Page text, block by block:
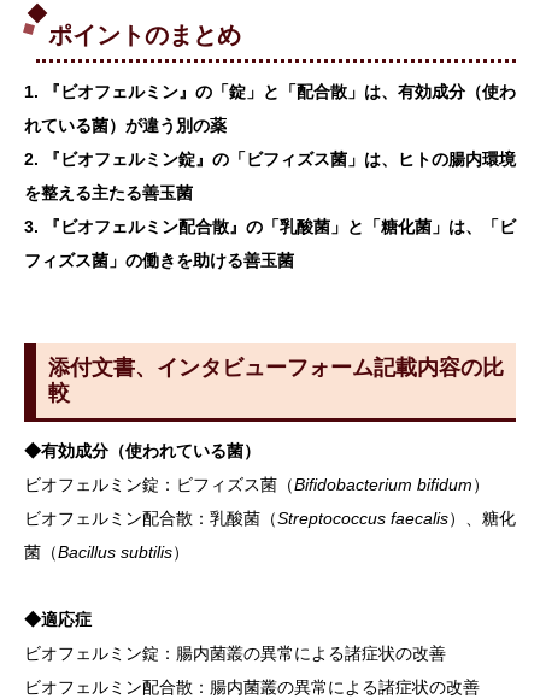
ポイントのまとめ
1. 『ビオフェルミン』の「錠」と「配合散」は、有効成分（使わ
れている菌）が違う別の薬
2. 『ビオフェルミン錠』の「ビフィズス菌」は、ヒトの腸内環境
を整える主たる善玉菌
3. 『ビオフェルミン配合散』の「乳酸菌」と「糖化菌」は、「ビ
フィズス菌」の働きを助ける善玉菌
添付文書、インタビューフォーム記載内容の比
較
◆有効成分（使われている菌）
ビオフェルミン錠：ビフィズス菌（Bifidobacterium bifidum）
ビオフェルミン配合散：乳酸菌（Streptococcus faecalis）、糖化
菌（Bacillus subtilis）
◆適応症
ビオフェルミン錠：腸内菌叢の異常による諸症状の改善
ビオフェルミン配合散：腸内菌叢の異常による諸症状の改善